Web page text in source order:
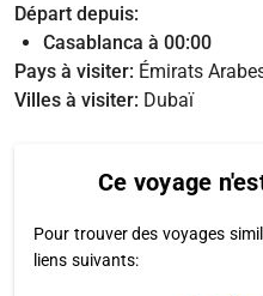
Départ depuis:
Casablanca à 00:00
Pays à visiter: Émirats
Villes à visiter: Dubaï
Ce voyage
Pour trouver des voyages
liens suivants: